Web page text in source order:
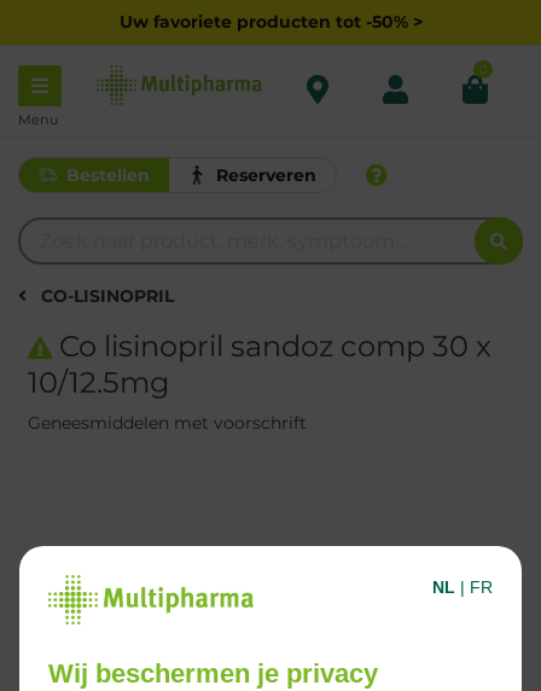
Uw favoriete producten tot -50% >
Menu
0
Bestellen Reserveren
CO-LISINOPRIL
Co lisinopril sandoz comp 30 x
10/12.5mg
Geneesmiddelen met voorschrift
NL | FR
Wij beschermen je privacy